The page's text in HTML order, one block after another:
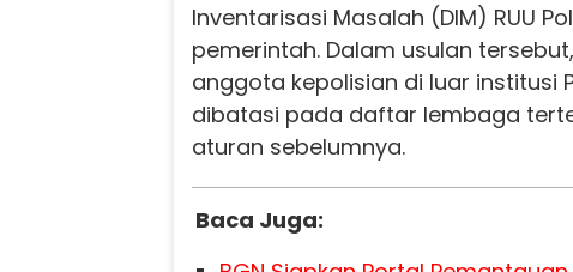
Inventarisasi Masalah (DIM) RUU
pemerintah. Dalam usulan
anggota kepolisian di luar institusi
dibatasi pada daftar lembaga
aturan sebelumnya.
Baca Juga: